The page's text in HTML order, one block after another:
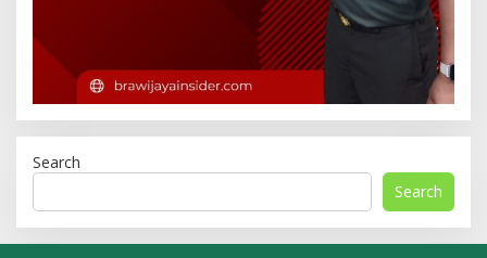
Search
Search